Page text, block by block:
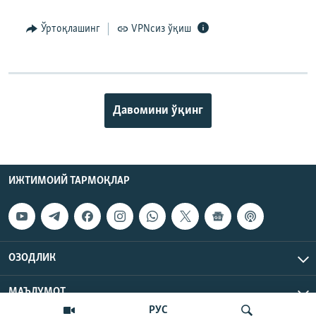
РУС
Ўртоқлашинг VPNсиз ўқиш
Давомини ўқинг
ИЖТИМОИЙ ТАРМОҚЛАР
ОЗОДЛИК
МАЪЛУМОТ